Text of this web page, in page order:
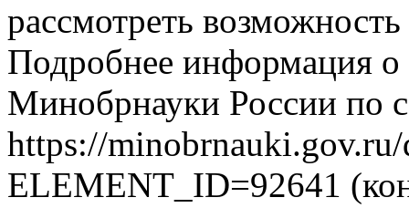
рассмотреть
Подробнее информация о
Минобрнауки России по
https://minobrnauki.gov.ru/
ELEMENT_ID=92641